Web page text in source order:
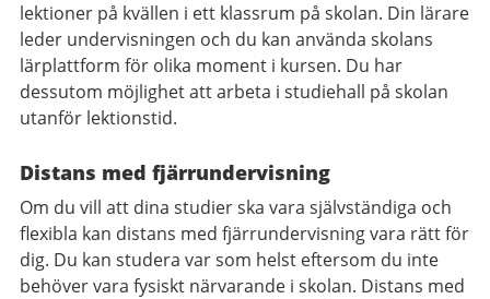
lektioner på kvällen i ett klassrum på skolan. Din lärare
leder undervisningen och du kan använda skolans
lärplattform för olika moment i kursen. Du har
dessutom möjlighet att arbeta i studiehall på skolan
utanför lektionstid.
Distans med fjärrundervisning
Om du vill att dina studier ska vara självständiga och
flexibla kan distans med fjärrundervisning vara rätt för
dig. Du kan studera var som helst eftersom du inte
behöver vara fysiskt närvarande i skolan. Distans med